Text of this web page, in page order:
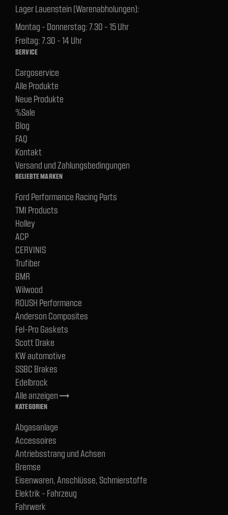
Lager Lauenstein (Warenabholungen):
Montag - Donnerstag: 7.30 - 15 Uhr
Freitag: 7.30 - 14 Uhr
SERVICE
Cargoservice
Alle Produkte
Neue Produkte
%Sale
Blog
FAQ
Kontakt
Versand und Zahlungsbedingungen
BELIEBTE MARKEN
Ford Performance Racing Parts
TMI Products
Holley
ACP
CERVINIS
Trufiber
BMR
Wilwood
ROUSH Performance
Anderson Composites
Fel-Pro Gaskets
Scott Drake
KW automotive
SSBC Brakes
Edelbrock
Alle anzeigentrending_flat
KATEGORIEN
Abgasanlage
Accessoires
Antriebsstrang und Achsen
Bremse
Eisenwaren, Anschlüsse, Schmierstoffe
Elektrik - Fahrzeug
Fahrwerk